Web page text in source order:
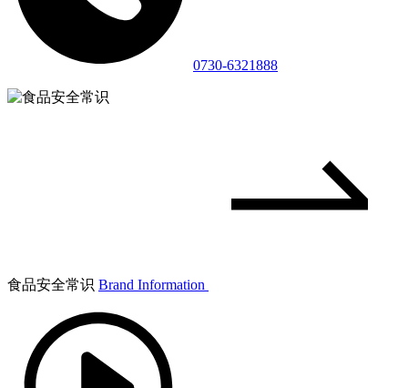
0730-6321888
食品安全常识 Brand Information